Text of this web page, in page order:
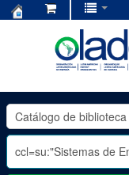
OLADE
-